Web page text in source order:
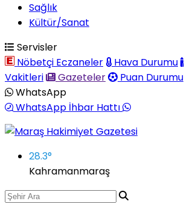
Sağlık
Kültür/Sanat
Servisler
Nöbetçi Eczaneler
Hava Durumu
Vakitleri
Gazeteler
Puan Durumu
WhatsApp
WhatsApp İhbar Hattı
28.3°
Kahramanmaraş